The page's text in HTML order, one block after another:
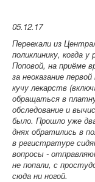
05.12.17
Переехали из
поликлинику, когда
Поповой, на приёме
за неоказание
кучу лекарств
обращаться в
обследование и
было. Прошло уже
днях обратились в
в регистратуре
вопросы -
не попали, с
сюда ни ногой.